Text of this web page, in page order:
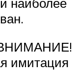
имитация